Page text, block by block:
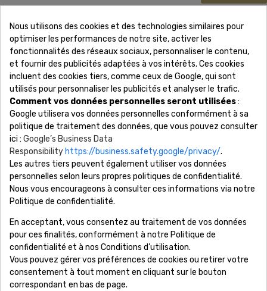
Nous Contacter
Adresse: 15 rue Scribe 75009 Paris
Téléphone: 01 88 61 53 85
Lundi - Samedi 8h-19h
Email: contact@revonsbijoux.com
Société
Information
Votre Compte
Produits 
Nous utilisons des cookies et des technologies similaires pour
optimiser les performances de notre site, activer les
fonctionnalités des réseaux sociaux, personnaliser le contenu,
et fournir des publicités adaptées à vos intérêts. Ces cookies
incluent des cookies tiers, comme ceux de Google, qui sont
utilisés pour personnaliser les publicités et analyser le trafic.
Comment vos données personnelles seront utilisées:
Google utilisera vos données personnelles conformément à sa
politique de traitement des données, que vous pouvez consulter
ici : Google’s Business Data
Responsibilityhttps://business.safety.google/privacy/.
Les autres tiers peuvent également utiliser vos données
personnelles selon leurs propres politiques de confidentialité.
Nous vous encourageons à consulter ces informations via notre
Politique de confidentialité.
En acceptant, vous consentez au traitement de vos données
pour ces finalités, conformément à notre Politique de
confidentialité et à nos Conditions d’utilisation.
Vous pouvez gérer vos préférences de cookies ou retirer votre
consentement à tout moment en cliquant sur le bouton
correspondant en bas de page.